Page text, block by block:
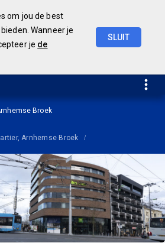
om jou de best
Wanneer je
je de
SLUIT
Broek
Arnhemse Broek